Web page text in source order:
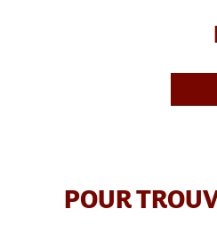
POUR